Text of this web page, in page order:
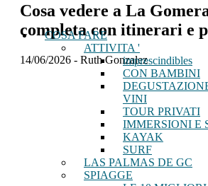
COSA FARE
ATTIVITA '
imprescindibles
CON BAMBINI
VINI
TOUR PRIVATI
IMMERSIONI E
KAYAK
SURF
LAS PALMAS DE GC
SPIAGGE
Cosa vedere a La
completa con itinerari e
14/06/2026 - Ruth Gonzalez